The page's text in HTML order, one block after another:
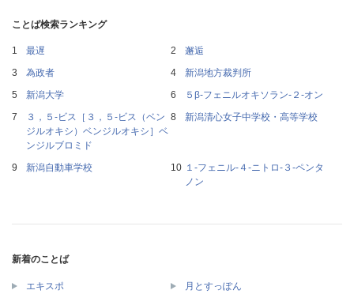
ことば検索ランキング
最遅
邂逅
為政者
新潟地方裁判所
新潟大学
５β‐フェニルオキソラン‐２‐オン
３，５‐ビス［３，５‐ビス（ベン
ジルオキシ）ベンジルオキシ］ベ
ンジルブロミド
新潟清心女子中学校・高等学校
新潟自動車学校
１‐フェニル‐４‐ニトロ‐３‐ペンタ
ノン
新着のことば
エキスポ 月とすっぽん